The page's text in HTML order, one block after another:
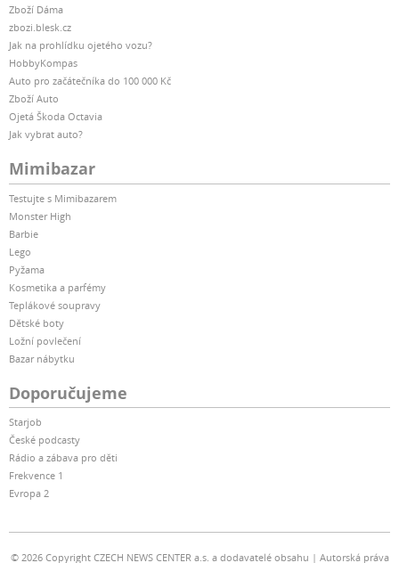
Zboží Dáma
zbozi.blesk.cz
Jak na prohlídku ojetého vozu?
HobbyKompas
Auto pro začátečníka do 100 000 Kč
Zboží Auto
Ojetá Škoda Octavia
Jak vybrat auto?
Mimibazar
Testujte s Mimibazarem
Monster High
Barbie
Lego
Pyžama
Kosmetika a parfémy
Teplákové soupravy
Dětské boty
Ložní povlečení
Bazar nábytku
Doporučujeme
Starjob
České podcasty
Rádio a zábava pro děti
Frekvence 1
Evropa 2
© 2026 Copyright CZECH NEWS CENTER a.s. a dodavatelé obsahu Autorská práva